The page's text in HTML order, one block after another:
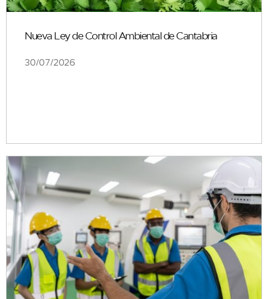
Nueva Ley de Control Ambiental de Cantabria
30/07/2026